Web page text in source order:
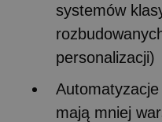
systemów
personalizacji)
mają mniej